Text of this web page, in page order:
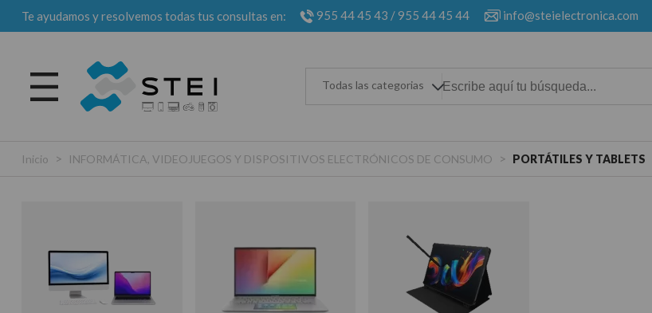
Te ayudamos y resolvemos todas tus consultas en: 955 44 45 43 /955 44 45 44 info@steielectronica.com
Todas las categorias
Inicio > INFORMÁTICA, VIDEOJUEGOS Y DISPOSITIVOS ELECTRÓNICOS DE CONSUMO > PORTÁTILES Y TABLETS